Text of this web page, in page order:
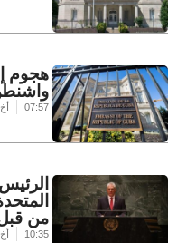
هجوم
07:57
من
10:35